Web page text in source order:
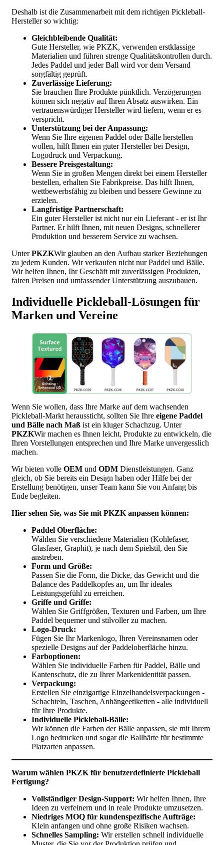
Deshalb ist die Zusammenarbeit mit dem richtigen Pickleball-
Hersteller so wichtig:
Gleichbleibende Qualität:
Gute Hersteller, wie PKZK, verwenden erstklassige
Materialien und führen strenge Qualitätskontrollen durch.
Jedes Paddel und jeder Ball wird vor dem Versand
sorgfältig geprüft.
Zuverlässige Lieferung:
Sie brauchen Ihre Produkte pünktlich. Verzögerungen
können sich negativ auf Ihren Absatz auswirken. Ein
vertrauenswürdiger Hersteller wird liefern, wenn er es
verspricht.
Unterstützung bei der Anpassung:
Wenn Sie Ihre eigenen Paddel oder Bälle herstellen
wollen, hilft Ihnen ein guter Hersteller bei Design,
Logodruck und Verpackung.
Bessere Preisgestaltung:
Wenn Sie in großen Mengen direkt bei einem Hersteller
bestellen, erhalten Sie Fabrikpreise. Das hilft Ihnen,
wettbewerbsfähig zu bleiben und bessere Gewinne zu
erzielen.
Langfristige Partnerschaft:
Ein guter Hersteller ist nicht nur ein Lieferant - er ist Ihr
Partner. Er hilft Ihnen, mit neuen Designs, schnellerer
Produktion und besserem Service zu wachsen.
UnterPKZKWir glauben an den Aufbau starker Beziehungen
zu jedem Kunden. Wir verkaufen nicht nur Paddel und Bälle.
Wir helfen Ihnen, Ihr Geschäft mit zuverlässigen Produkten,
fairen Preisen und umfassender Unterstützung auszubauen.
Individuelle Pickleball-Lösungen für
Marken und Vereine
Wenn Sie wollen, dass Ihre Marke auf dem wachsenden
Pickleball-Markt heraussticht, sollten Sie Ihre eigene Paddel
und Bälle nach Maß ist ein kluger Schachzug. Unter
PKZKWir machen es Ihnen leicht, Produkte zu entwickeln, die
Ihren Vorstellungen entsprechen und Ihre Marke unvergesslich
machen.
Wir bieten volle OEM und ODM Dienstleistungen. Ganz
gleich, ob Sie bereits ein Design haben oder Hilfe bei der
Erstellung benötigen, unser Team kann Sie von Anfang bis
Ende begleiten.
Hier sehen Sie, was Sie mit PKZK anpassen können:
Paddel Oberfläche:
Wählen Sie verschiedene Materialien (Kohlefaser,
Glasfaser, Graphit), je nach dem Spielstil, den Sie
anstreben.
Form und Größe:
Passen Sie die Form, die Dicke, das Gewicht und die
Balance des Paddelkopfes an, um Ihr ideales
Leistungsgefühl zu erreichen.
Griffe und Griffe:
Wählen Sie Griffgrößen, Texturen und Farben, um Ihre
Paddel bequemer und stilvoller zu machen.
Logo-Druck:
Fügen Sie Ihr Markenlogo, Ihren Vereinsnamen oder
spezielle Designs auf der Paddeloberfläche hinzu.
Farboptionen:
Wählen Sie individuelle Farben für Paddel, Bälle und
Kantenschutz, die zu Ihrer Markenidentität passen.
Verpackung:
Erstellen Sie einzigartige Einzelhandelsverpackungen -
Schachteln, Taschen, Anhängeetiketten - alle individuell
für Ihre Produkte.
Individuelle Pickleball-Bälle:
Wir können die Farben der Bälle anpassen, sie mit Ihrem
Logo bedrucken und sogar die Ballhärte für bestimmte
Platzarten anpassen.
Warum wählen PKZK für benutzerdefinierte Pickleball
Fertigung?
Vollständiger Design-Support: Wir helfen Ihnen, Ihre
Ideen zu verfeinern und in reale Produkte umzusetzen.
Niedriges MOQ für kundenspezifische Aufträge:
Klein anfangen und ohne große Risiken wachsen.
Schnelles Sampling: Wir erstellen schnell individuelle